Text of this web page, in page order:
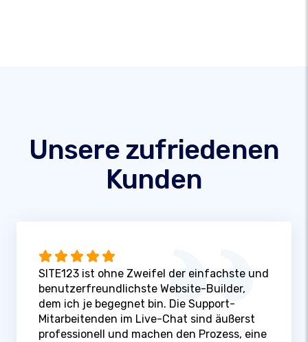
Unsere zufriedenen
Kunden
SITE123 ist ohne Zweifel der einfachste und
benutzerfreundlichste Website-Builder,
dem ich je begegnet bin. Die Support-
Mitarbeitenden im Live-Chat sind äußerst
professionell und machen den Prozess, eine